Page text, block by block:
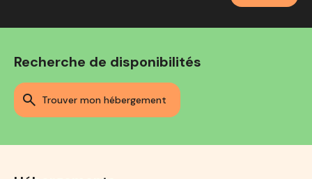
Recherche de disponibilités
trouver mon hébergement